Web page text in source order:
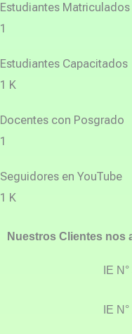
Estudiantes Matriculados
1
Estudiantes Capacitados
1 K
Docentes con Posgrado
1
Seguidores en YouTube
1 K
Nuestros Clientes nos
IE
IE